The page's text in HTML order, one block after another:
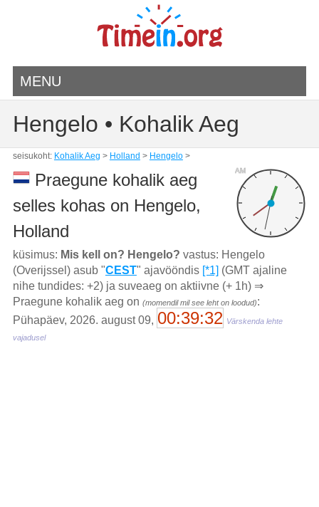
MENU
Hengelo • Kohalik Aeg
seisukoht: Kohalik Aeg > Holland > Hengelo>
AM
Praegune kohalik aeg
selles kohas on Hengelo,
Holland
küsimus: Mis kell on? Hengelo? vastus: Hengelo
(Overijssel) asub "CEST" ajavööndis [*1] (GMT ajaline
nihe tundides: +2) ja suveaeg on aktiivne (+ 1h) ⇒
Praegune kohalik aeg on (momendil mil see leht on loodud):
Pühapäev, 2026. august 09, 00:39:32 Värskenda lehte
vajadusel